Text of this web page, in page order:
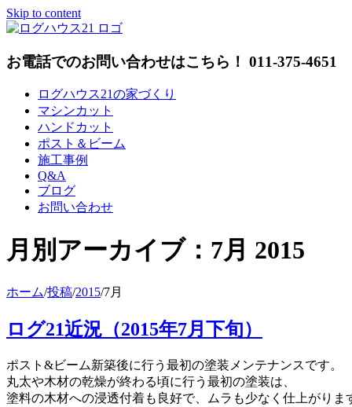
Skip to content
お電話でのお問い合わせはこちら！ 011-375-4651
ログハウス21の家づくり
マシンカット
ハンドカット
ポスト＆ビーム
施工事例
Q&A
ブログ
お問い合わせ
月別アーカイブ： 7月 2015
ホーム/投稿/2015/7月
ログ21近況（2015年7月下旬）
ポスト&ビーム新築後に行う最初の塗装メンテナンスです。
丸太や木材の乾燥が終わる頃に行う最初の塗装は、
塗料の木材への浸透付着も良好で、ムラも少なく仕上がりま